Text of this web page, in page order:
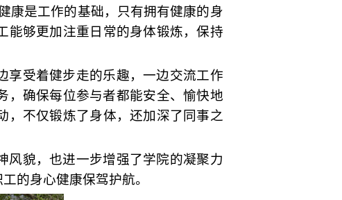
康是工作的基础，只有拥有健康的身
能够更加注重日常的身体锻炼，保持
享受着健步走的乐趣，一边交流工作
，确保每位参与者都能安全、愉快地
，不仅锻炼了身体，还加深了同事之
风貌，也进一步增强了学院的凝聚力
的身心健康保驾护航。